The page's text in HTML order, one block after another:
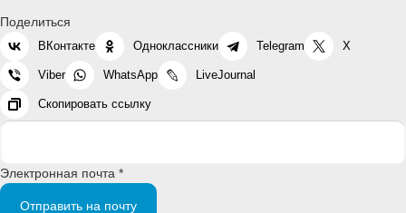
Поделиться
ВКонтакте Одноклассники Telegram X
Viber WhatsApp LiveJournal
Скопировать ссылку
Электронная почта *
Отправить на почту